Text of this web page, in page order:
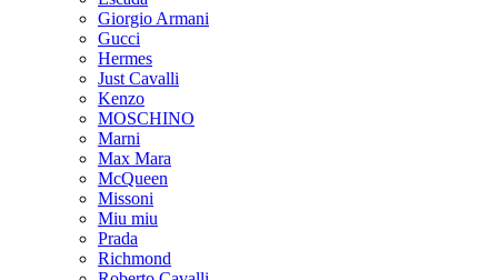
Giorgio Armani
Gucci
Hermes
Just Cavalli
Kenzo
MOSCHINO
Marni
Max Mara
McQueen
Missoni
Miu miu
Prada
Richmond